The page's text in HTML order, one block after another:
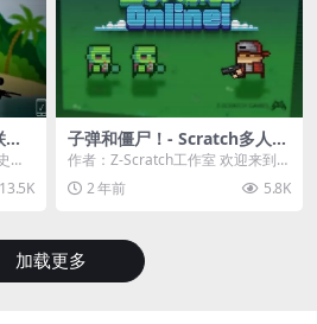
以
并
13.5K
子弹和僵尸！- Scratch多人联
机游戏
作者：Z-Scratch工作室 欢迎来到
《子弹与僵尸》！这是Scratch上第
一...2 年前 5.8K
加载更多